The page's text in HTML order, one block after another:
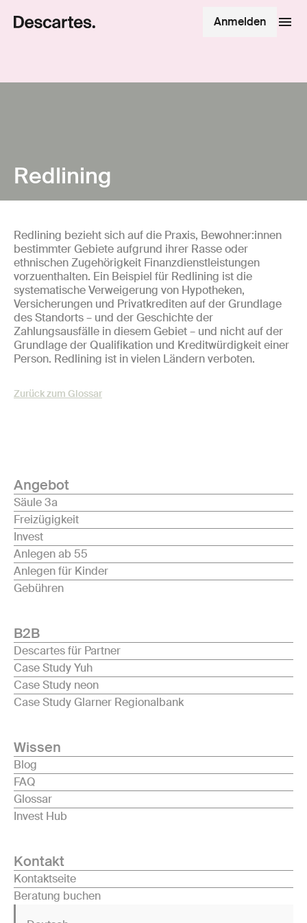
Anmelden
Redlining
Redlining bezieht sich auf die Praxis, Bewohner:innen
bestimmter Gebiete aufgrund ihrer Rasse oder
ethnischen Zugehörigkeit Finanzdienstleistungen
vorzuenthalten. Ein Beispiel für Redlining ist die
systematische Verweigerung von Hypotheken,
Versicherungen und Privatkrediten auf der Grundlage
des Standorts – und der Geschichte der
Zahlungsausfälle in diesem Gebiet – und nicht auf der
Grundlage der Qualifikation und Kreditwürdigkeit einer
Person. Redlining ist in vielen Ländern verboten.
Zurück zum Glossar
Angebot
Säule 3a
Freizügigkeit
Invest
Anlegen ab 55
Anlegen für Kinder
Gebühren
B2B
Descartes für Partner
Case Study Yuh
Case Study neon
Case Study Glarner Regionalbank
Wissen
Blog
FAQ
Glossar
Invest Hub
Kontakt
Kontaktseite
Beratung buchen